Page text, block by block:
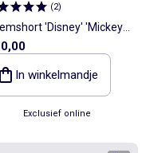
(2)
'Disney' 'Mickey'
In winkelmandje
Exclusief online